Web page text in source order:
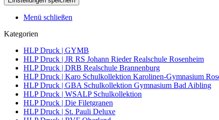
Menü schließen
Kategorien
HLP Druck | GYMB
HLP Druck | JR RS Johann Rieder Realschule Rosenheim
HLP Druck | DRB Realschule Brannenburg
HLP Druck | Karo Schulkollektion Karolinen-Gymnasium
HLP Druck | GBA Schulkollektion Gymnasium Bad Aibling
HLP Druck | WSALP Schulkollektion
HLP Druck | Die Filetgranen
HLP Druck | St. Pauli Deluxe